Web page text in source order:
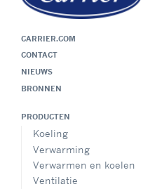
CARRIER.COM
CONTACT
NIEUWS
BRONNEN
PRODUCTEN
Koeling
Verwarming
Verwarmen en koelen
Ventilatie